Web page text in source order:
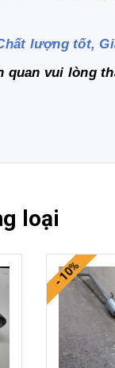
lượng tốt,
quan vui lòng
loại
- 10%